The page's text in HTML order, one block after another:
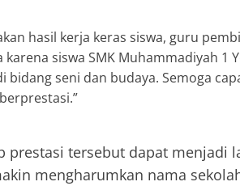
hasil kerja keras siswa, guru
karena siswa SMK Muhammadiyah
bidang seni dan budaya. Semoga
prestasi tersebut dapat menjadi
mengharumkan nama